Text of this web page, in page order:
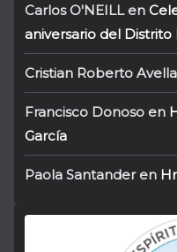
Carlos O'NEILLen
aniversario del
Cristian Roberto Avella
Francisco Donoso en
García
Paola Santanderen